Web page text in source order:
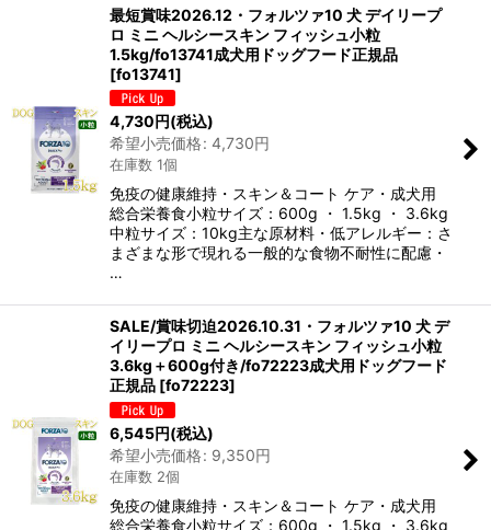
最短賞味2026.12・フォルツァ10 犬 デイリープ
ロ ミニ ヘルシースキン フィッシュ小粒
1.5kg/fo13741成犬用ドッグフード正規品
[fo13741]
4,730 円(税込)
希望小売価格: 4,730円
在庫数 1個
免疫の健康維持・スキン＆コート ケア・成犬用
総合栄養食小粒サイズ：600g ・ 1.5kg ・ 3.6kg
中粒サイズ：10kg主な原材料・低アレルギー：さ
まざまな形で現れる一般的な食物不耐性に配慮・
…
SALE/賞味切迫2026.10.31・フォルツァ10 犬 デ
イリープロ ミニ ヘルシースキン フィッシュ小粒
3.6kg＋600g付き/fo72223成犬用ドッグフード
正規品 [fo72223]
6,545円(税込)
希望小売価格: 9,350円
在庫数 2個
免疫の健康維持・スキン＆コート ケア・成犬用
総合栄養食小粒サイズ：600g ・ 1.5kg ・ 3.6kg